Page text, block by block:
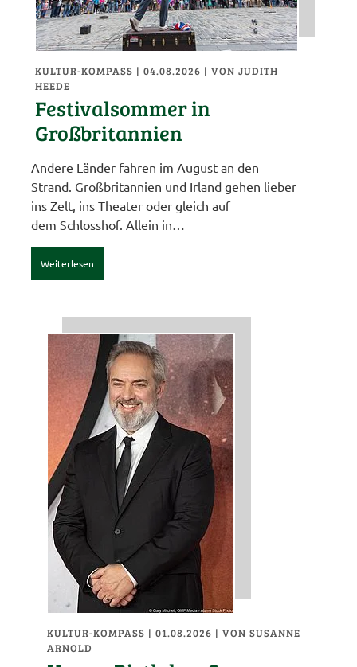
KULTUR-KOMPASS | 04.08.2026 |VON JUDITH
HEEDE
Festivalsommer in
Großbritannien
Andere Länder fahren im August an den
Strand. Großbritannien und Irland gehen lieber
ins Zelt, ins Theater oder gleich auf
dem Schlosshof. Allein in…
Weiterlesen
KULTUR-KOMPASS | 01.08.2026 |VON SUSANNE
ARNOLD